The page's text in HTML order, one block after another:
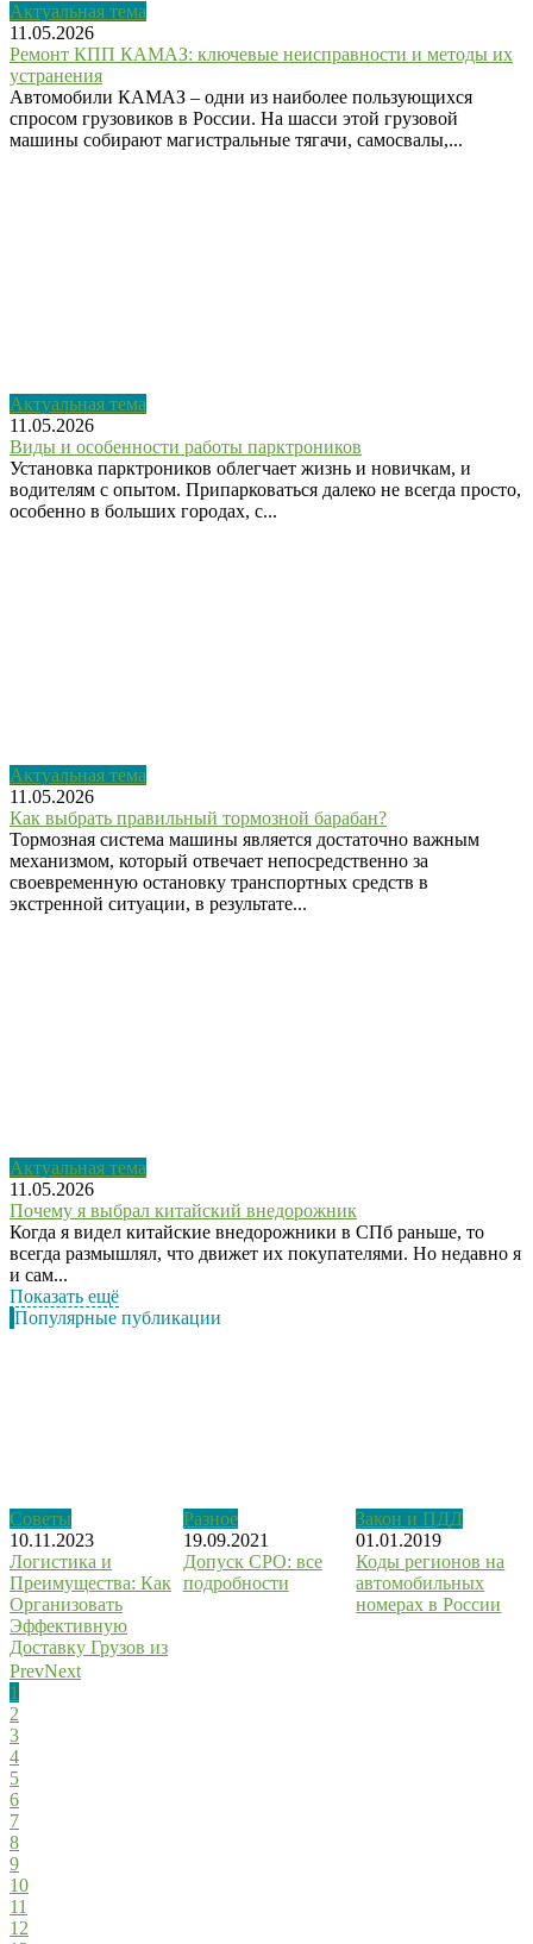
Актуальная тема
11.05.2026
Ремонт КПП КАМАЗ: ключевые неисправности и методы их
устранения
Автомобили КАМАЗ – одни из наиболее пользующихся
спросом грузовиков в России. На шасси этой грузовой
машины собирают магистральные тягачи, самосвалы,...
Актуальная тема
11.05.2026
Виды и особенности работы парктроников
Установка парктроников облегчает жизнь и новичкам, и
водителям с опытом. Припарковаться далеко не всегда просто,
особенно в больших городах, с...
Актуальная тема
11.05.2026
Как выбрать правильный тормозной барабан?
Тормозная система машины является достаточно важным
механизмом, который отвечает непосредственно за
своевременную остановку транспортных средств в
экстренной ситуации, в результате...
Актуальная тема
11.05.2026
Почему я выбрал китайский внедорожник
Когда я видел китайские внедорожники в СПб раньше, то
всегда размышлял, что движет их покупателями. Но недавно я
и сам...
Показать ещё
Популярные публикации
Советы
10.11.2023
Логистика и
Преимущества: Как
Организовать
Эффективную
Доставку Грузов из
Китая
Разное
19.09.2021
Допуск СРО: все
подробности
Закон и ПДД
01.01.2019
Коды регионов на
автомобильных
номерах в России
PrevNext
1
2
3
4
5
6
7
8
9
10
11
12